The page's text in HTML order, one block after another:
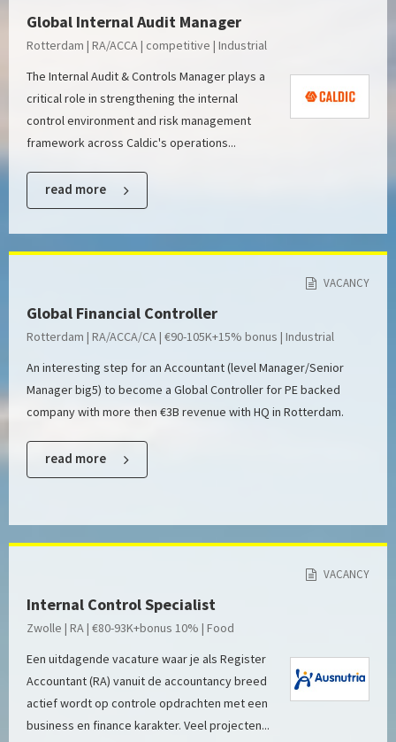
Global Internal Audit Manager
Rotterdam | RA/ACCA | competitive | Industrial
The Internal Audit & Controls Manager plays a
critical role in strengthening the internal
control environment and risk management
framework across Caldic's operations...
read more
VACANCY
Global Financial Controller
Rotterdam | RA/ACCA/CA | €90-105K+15% bonus | Industrial
An interesting step for an Accountant (level Manager/Senior
Manager big5) to become a Global Controller for PE backed
company with more then €3B revenue with HQ in Rotterdam.
read more
VACANCY
Internal Control Specialist
Zwolle | RA | €80-93K+bonus 10% | Food
Een uitdagende vacature waar je als Register
Accountant (RA) vanuit de accountancy breed
actief wordt op controle opdrachten met een
business en finance karakter. Veel projecten...